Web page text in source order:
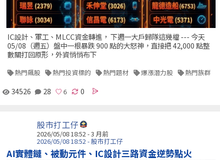
IC設計、軍工、MLCC資金轉進， 下週一大戶歸隊這幾檔 --- 今天
05/08（週五）盤中一根暴跌 900 點的大怒神，直接把 42,000 點整
數關打回原形，外資悄悄布下
熱門飆股 熱門投資標的 熱門題材 爆漲潛力股 熱門族群
34526 28 0
股市打工仔
2026/05/08 18:52 - 3 月前
2026/05/08 18:52 - 股市打工仔
AI實體鏈、被動元件、IC設計三路資金逆勢點火